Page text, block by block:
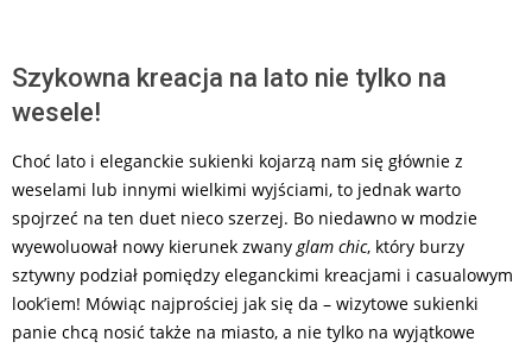
Szykowna kreacja na lato nie tylko na
wesele!
Choć lato i eleganckie sukienki kojarzą nam się głównie z
weselami lub innymi wielkimi wyjściami, to jednak warto
spojrzeć na ten duet nieco szerzej. Bo niedawno w modzie
wyewoluował nowy kierunek zwanyglam chic, który burzy
sztywny podział pomiędzy eleganckimi kreacjami i casualowym
look’iem! Mówiąc najprościej jak się da – wizytowe sukienki
panie chcą nosić także na miasto, a nie tylko na wyjątkowe